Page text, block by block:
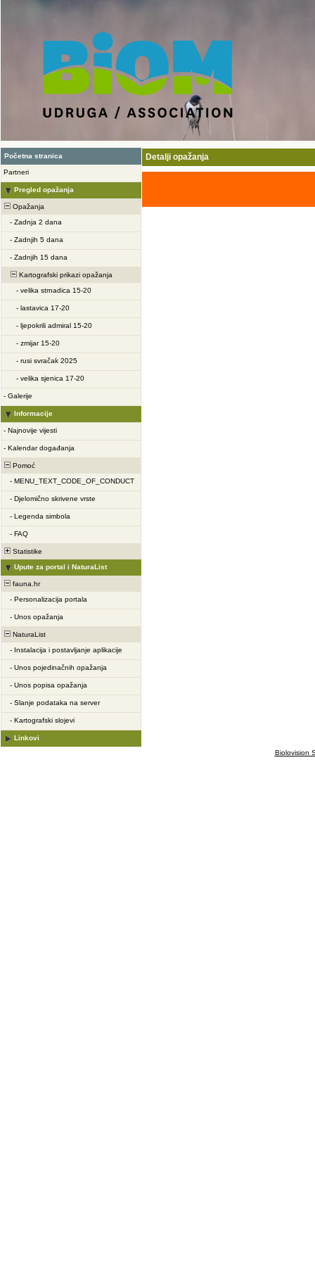
Početna stranica
Partneri
Pregled opažanja
Opažanja
- Zadnja 2 dana
- Zadnjih 5 dana
- Zadnjih 15 dana
Kartografski prikazi opažanja
- velika strnadica 15-20
- lastavica 17-20
- ljepokrili admiral 15-20
- zmijar 15-20
- rusi svračak 2025
- velika sjenica 17-20
- Galerije
Informacije
- Najnovije vijesti
- Kalendar događanja
Pomoć
- MENU_TEXT_CODE_OF_CONDUCT
- Djelomično skrivene vrste
- Legenda simbola
- FAQ
Statistike
Upute za portal i NaturaList
fauna.hr
- Personalizacija portala
- Unos opažanja
NaturaList
- Instalacija i postavljanje aplikacije
- Unos pojedinačnih opažanja
- Unos popisa opažanja
- Slanje podataka na server
- Kartografski slojevi
Linkovi
Detalji opažanja
Biolovision